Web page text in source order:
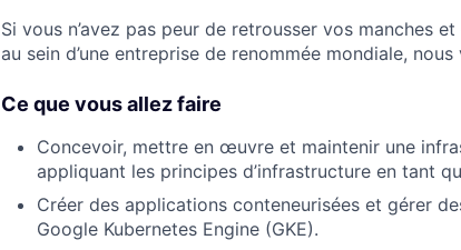
Si vous n’avez pas peur de retrousser vos manches
au sein d’une entreprise de renommée mondiale,
Ce que vous allez faire
Concevoir, mettre en œuvre et maintenir une
appliquant les principes d’infrastructure en tant
Créer des applications conteneurisées et gérer
Google Kubernetes Engine (GKE).